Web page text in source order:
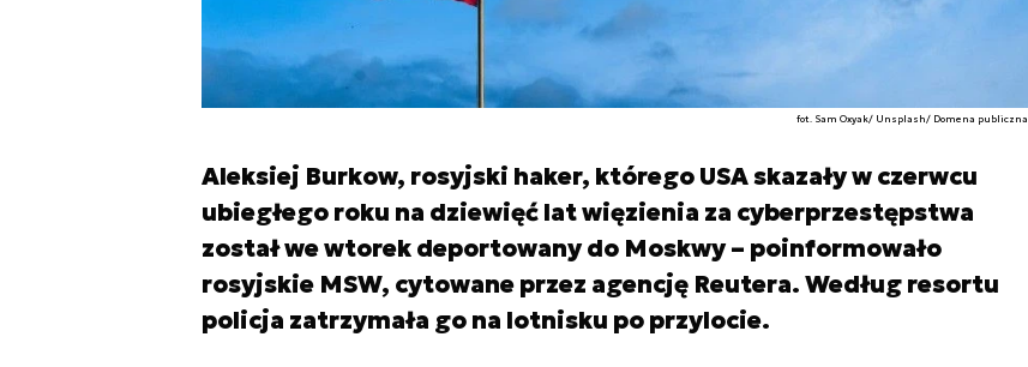
fot. Sam Oxyak/ Unsplash/ Domena publiczna
Aleksiej Burkow, rosyjski haker, którego USA skazały w czerwcu
ubiegłego roku na dziewięć lat więzienia za cyberprzestępstwa
został we wtorek deportowany do Moskwy – poinformowało
rosyjskie MSW, cytowane przez agencję Reutera. Według resortu
policja zatrzymała go na lotnisku po przylocie.